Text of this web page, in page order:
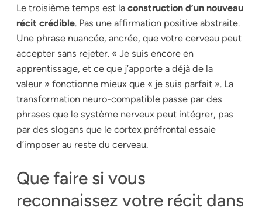
Le troisième temps est la construction d’un nouveau
récit crédible. Pas une affirmation positive abstraite.
Une phrase nuancée, ancrée, que votre cerveau peut
accepter sans rejeter. « Je suis encore en
apprentissage, et ce que j’apporte a déjà de la
valeur » fonctionne mieux que « je suis parfait ». La
transformation neuro-compatible passe par des
phrases que le système nerveux peut intégrer, pas
par des slogans que le cortex préfrontal essaie
d’imposer au reste du cerveau.
Que faire si vous
reconnaissez votre récit dans